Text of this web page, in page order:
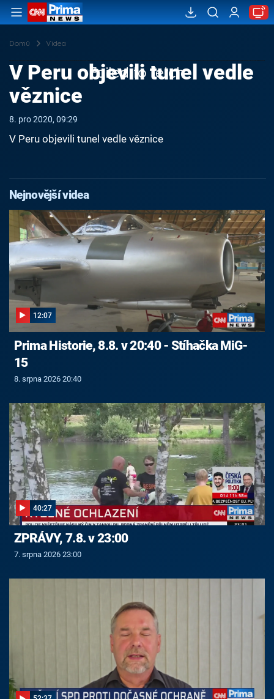
Domů Videa
Failed to fetch
V Peru objevili tunel vedle
věznice
8. pro 2020, 09:29
V Peru objevili tunel vedle věznice
Nejnovější videa
12:07
Prima Historie, 8.8. v 20:40 - Stíhačka MiG-
15
8. srpna 2026 20:40
40:27
ZPRÁVY, 7.8. v 23:00
7. srpna 2026 23:00